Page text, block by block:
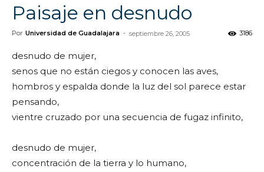
Paisaje en desnudo
Por Universidad de Guadalajara - septiembre 26, 2005 3186
desnudo de mujer,
senos que no están ciegos y conocen las aves,
hombros y espalda donde la luz del sol parece estar
pensando,
vientre cruzado por una secuencia de fugaz infinito,
desnudo de mujer,
concentración de la tierra y lo humano,